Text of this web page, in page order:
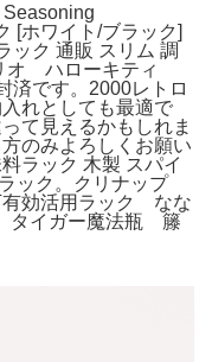
[ホワイト/ブラック]
ック 通販 スリム 調
オ ハローキティ
です。2000レトロ
れとしても最適で
て見えるかもしれま
のみよろしくお願い
ラック 木製 スパイ
ック。クリナップ
効活用ラック なな
タイガー魔法瓶 籐